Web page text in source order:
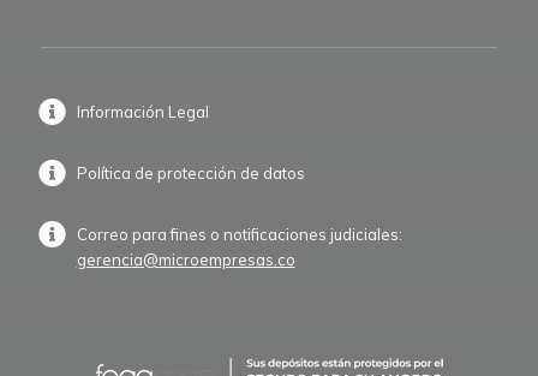
Información Legal
Política de protección de datos
Correo para fines o notificaciones judiciales:
gerencia@microempresas.co